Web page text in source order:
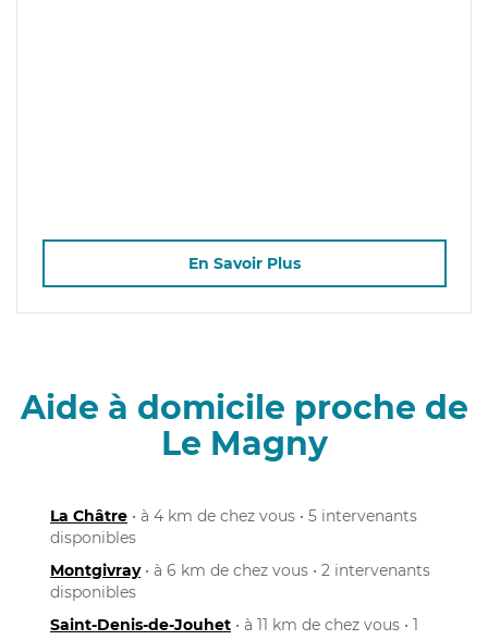
En Savoir Plus
Aide à domicile proche de
Le Magny
La Châtre • à 4 km de chez vous • 5 intervenants
disponibles
Montgivray• à 6 km de chez vous • 2 intervenants
disponibles
Saint-Denis-de-Jouhet • à 11 km de chez vous • 1